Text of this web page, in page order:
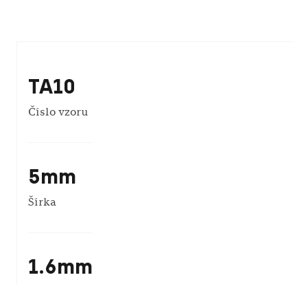
TA10
Číslo vzoru
5mm
Šírka
1.6mm